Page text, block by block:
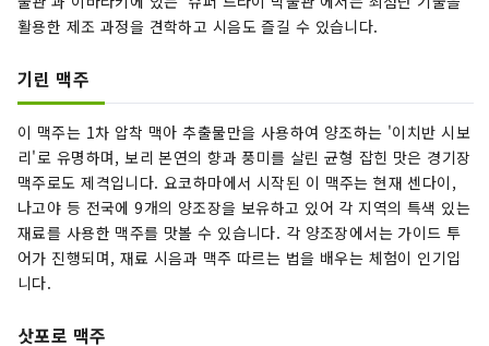
활용한 제조 과정을 견학하고 시음도 즐길 수 있습니다.
기린 맥주
이 맥주는 1차 압착 맥아 추출물만을 사용하여 양조하는 '이치반 시보
리'로 유명하며, 보리 본연의 향과 풍미를 살린 균형 잡힌 맛은 경기장
맥주로도 제격입니다. 요코하마에서 시작된 이 맥주는 현재 센다이,
나고야 등 전국에 9개의 양조장을 보유하고 있어 각 지역의 특색 있는
재료를 사용한 맥주를 맛볼 수 있습니다. 각 양조장에서는 가이드 투
어가 진행되며, 재료 시음과 맥주 따르는 법을 배우는 체험이 인기입
니다.
삿포로 맥주